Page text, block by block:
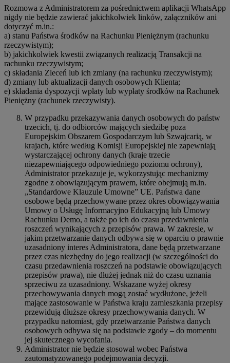
Rozmowa z Administratorem za pośrednictwem aplikacji WhatsApp
nigdy nie będzie zawierać jakichkolwiek linków, załączników ani
dotyczyć m.in.:
a) stanu Państwa środków na Rachunku Pieniężnym (rachunku
rzeczywistym);
b) jakichkolwiek kwestii związanych realizacją Transakcji na
rachunku rzeczywistym;
c) składania Zleceń lub ich zmiany (na rachunku rzeczywistym);
d) zmiany lub aktualizacji danych osobowych Klienta;
e) składania dyspozycji wpłaty lub wypłaty środków na Rachunek
Pieniężny (rachunek rzeczywisty).
W przypadku przekazywania danych osobowych do państw
trzecich, tj. do odbiorców mających siedzibę poza
Europejskim Obszarem Gospodarczym lub Szwajcarią, w
krajach, które według Komisji Europejskiej nie zapewniają
wystarczającej ochrony danych (kraje trzecie
niezapewniającego odpowiedniego poziomu ochrony),
Administrator przekazuje je, wykorzystując mechanizmy
zgodne z obowiązującym prawem, które obejmują m.in.
„Standardowe Klauzule Umowne” UE. Państwa dane
osobowe będą przechowywane przez okres obowiązywania
Umowy o Usługę Informacyjno Edukacyjną lub Umowy
Rachunku Demo, a także po ich do czasu przedawnienia
roszczeń wynikających z przepisów prawa. W zakresie, w
jakim przetwarzanie danych odbywa się w oparciu o prawnie
uzasadniony interes Administratora, dane będą przetwarzane
przez czas niezbędny do jego realizacji (w szczególności do
czasu przedawnienia roszczeń na podstawie obowiązujących
przepisów prawa), nie dłużej jednak niż do czasu uznania
sprzeciwu za uzasadniony. Wskazane wyżej okresy
przechowywania danych mogą zostać wydłużone, jeżeli
mające zastosowanie w Państwa kraju zamieszkania przepisy
przewidują dłuższe okresy przechowywania danych. W
przypadku natomiast, gdy przetwarzanie Państwa danych
osobowych odbywa się na podstawie zgody – do momentu
jej skutecznego wycofania.
Administrator nie będzie stosował wobec Państwa
zautomatyzowanego podejmowania decyzji.